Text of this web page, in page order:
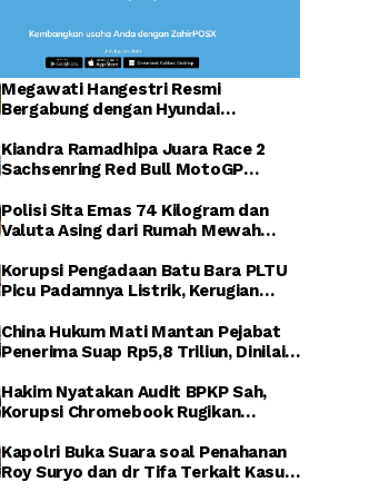
Megawati Hangestri Resmi
Bergabung dengan Hyundai
Sambut Penuh Harapan
Kiandra Ramadhipa Juara Race 2
Sachsenring Red Bull MotoGP
Berkumandang di Jerman
Polisi Sita Emas 74 Kilogram dan
Valuta Asing dari Rumah Mewah
ASABRI, dan Krakatau Steel
Korupsi Pengadaan Batu Bara PLTU
Picu Padamnya Listrik, Kerugian
China Hukum Mati Mantan Pejabat
Penerima Suap Rp5,8 Triliun, Dinilai
Hakim Nyatakan Audit BPKP Sah,
Korupsi Chromebook Rugikan
Kapolri Buka Suara soal Penahanan
Roy Suryo dan dr Tifa Terkait Kasus